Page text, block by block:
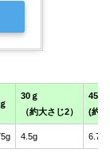
30ｇ
（約大さじ2）
45g
(約
4.5g 6.75